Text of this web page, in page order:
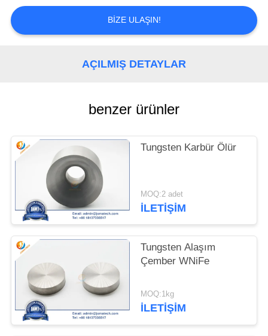
ISTEĞI
BIZE ULAŞIN!
AÇILMIŞ DETAYLAR
benzer ürünler
Tungsten Karbür Ölür
MOQ:2 adet
İLETIŞIM
Tungsten Alaşım
Çember WNiFe
MOQ:1kg
İLETIŞIM